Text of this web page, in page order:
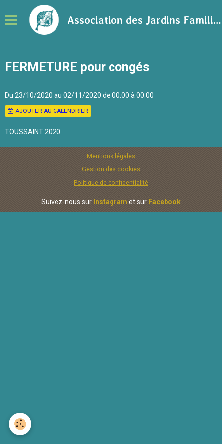
Association des Jardins Familiaux de la Ville de Rennes
Adhérer à l'association
Calendrier
Ressources sur le jardinage
Blog
FERMETURE pour congés
Du 23/10/2020 au 02/11/2020 de 00:00 à 00:00
AJOUTER AU CALENDRIER
TOUSSAINT 2020
Mentions légales
Gestion des cookies
Politique de confidentialité
Suivez-nous sur Instagram et sur Facebook